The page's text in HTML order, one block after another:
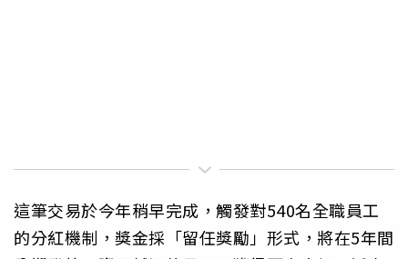
這筆交易於今年稍早完成，觸發對540名全職員工
的分紅機制，獎金採「留任獎勵」形式，將在5年間